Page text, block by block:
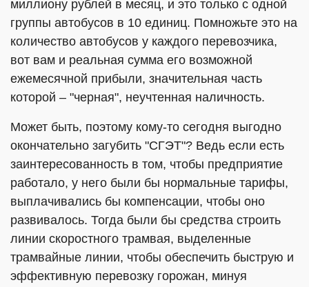
миллиону рублей в месяц, и это только с одной
группы автобусов в 10 единиц. Помножьте это на
количество автобусов у каждого перевозчика,
вот вам и реальная сумма его возможной
ежемесячной прибыли, значительная часть
которой – "черная", неучтенная наличность.
Может быть, поэтому кому-то сегодня выгодно
окончательно загубить "СГЭТ"? Ведь если есть
заинтересованность в том, чтобы предприятие
работало, у него были бы нормальные тарифы,
выплачивались бы компенсации, чтобы оно
развивалось. Тогда были бы средства строить
линии скоростного трамвая, выделенные
трамвайные линии, чтобы обеспечить быструю и
эффективную перевозку горожан, минуя